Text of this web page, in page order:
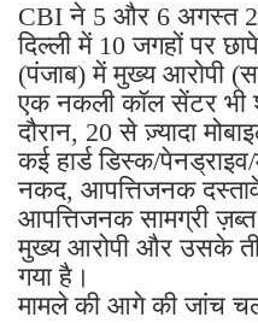
CBI ने 5 और 6 अगस्त
दिल्ली में 10 जगहों पर
(पंजाब) में मुख्य आरोपी
एक नकली कॉल सेंटर भी
दौरान, 20 से ज़्यादा
कई हार्ड डिस्क/पेनड्राइव/
नकद, आपत्तिजनक
आपत्तिजनक सामग्री
मुख्य आरोपी और उसके
गया है।
मामले की आगे की जांच